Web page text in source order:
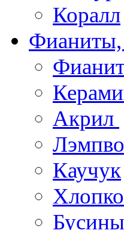
Коралл
Фианиты,
Акрил
Каучук